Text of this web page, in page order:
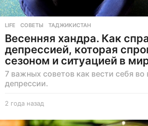
LIFE СОВЕТЫ ,ТАДЖИКИСТАН
Весенняя хандра. Как
депрессией, которая
сезоном и ситуацией в
7 важных советов как вести себя во
депрессии.
2 года назад
о